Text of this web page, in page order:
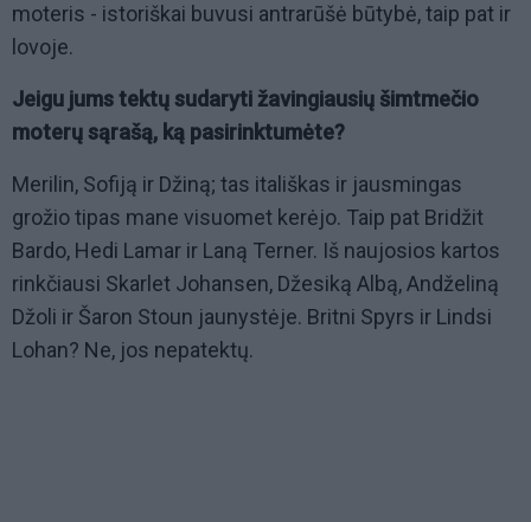
moteris - istoriškai buvusi antrarūšė būtybė, taip pat ir
lovoje.
Jeigu jums tektų sudaryti žavingiausių šimtmečio
moterų sąrašą, ką pasirinktumėte?
Merilin, Sofiją ir Džiną; tas itališkas ir jausmingas
grožio tipas mane visuomet kerėjo. Taip pat Bridžit
Bardo, Hedi Lamar ir Laną Terner. Iš naujosios kartos
rinkčiausi Skarlet Johansen, Džesiką Albą, Andželiną
Džoli ir Šaron Stoun jaunystėje. Britni Spyrs ir Lindsi
Lohan? Ne, jos nepatektų.